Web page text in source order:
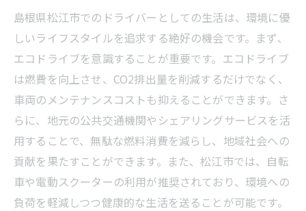
島根県松江市でのドライバーとしての生活は、環境に優
しいライフスタイルを追求する絶好の機会です。まず、
エコドライブを意識することが重要です。エコドライブ
は燃費を向上させ、CO2排出量を削減するだけでなく、
車両のメンテナンスコストも抑えることができます。さ
らに、地元の公共交通機関やシェアリングサービスを活
用することで、無駄な燃料消費を減らし、地域社会への
貢献を果たすことができます。また、松江市では、自転
車や電動スクーターの利用が推奨されており、環境への
負荷を軽減しつつ健康的な生活を送ることが可能です。